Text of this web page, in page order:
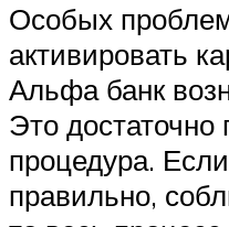
Особых
активировать
Альфа банк
Это достаточно
процедура.
правильно,